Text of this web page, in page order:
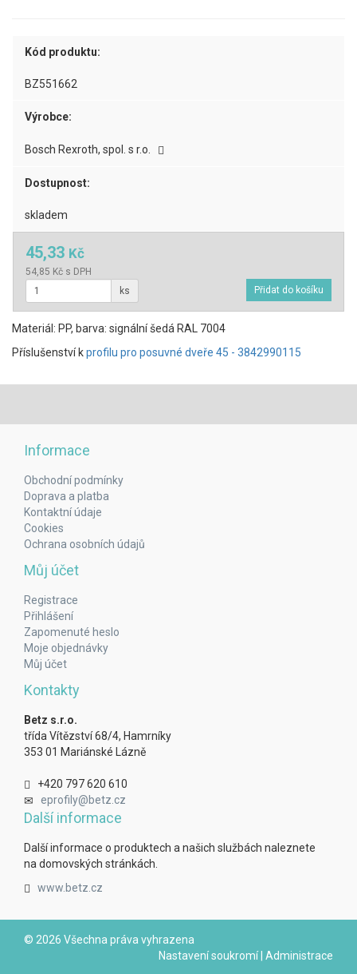
Kód produktu:
BZ551662
Výrobce:
Bosch Rexroth, spol. s r.o.
Dostupnost:
skladem
45,33 Kč
54,85 Kč s DPH
ks
Materiál: PP, barva: signální šedá RAL 7004
Příslušenství kprofilu pro posuvné dveře 45 - 3842990115
Informace
Obchodní podmínky
Doprava a platba
Kontaktní údaje
Cookies
Ochrana osobních údajů
Můj účet
Registrace
Přihlášení
Zapomenuté heslo
Moje objednávky
Můj účet
Kontakty
Betz s.r.o.
třída Vítězství 68/4, Hamrníky
353 01 Mariánské Lázně
+420 797 620 610
eprofily@betz.cz
Další informace
Další informace o produktech a našich službách naleznete
na domovských stránkách.
www.betz.cz
© 2026 Všechna práva vyhrazena
Nastavení soukromí| Administrace